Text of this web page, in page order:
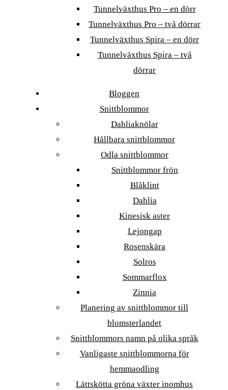
Tunnelväxthus Pro – en dörr
Tunnelväxthus Pro – två dörrar
Tunnelväxthus Spira – en dörr
Tunnelväxthus Spira – två
dörrar
Bloggen
Snittblommor
Dahliaknölar
Hållbara snittblommor
Odla snittblommor
Snittblommor frön
Blåklint
Dahlia
Kinesisk aster
Lejongap
Rosenskära
Solros
Sommarflox
Zinnia
Planering av snittblommor till
blomsterlandet
Snittblommors namn på olika språk
Vanligaste snittblommorna för
hemmaodling
Lättskötta gröna växter inomhus